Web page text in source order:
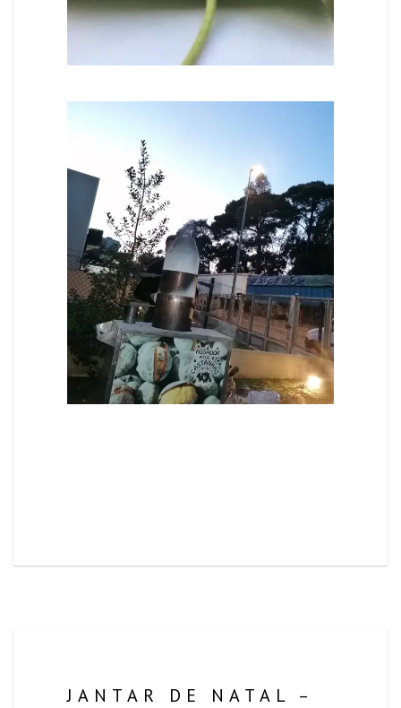
JANTAR DE NATAL –